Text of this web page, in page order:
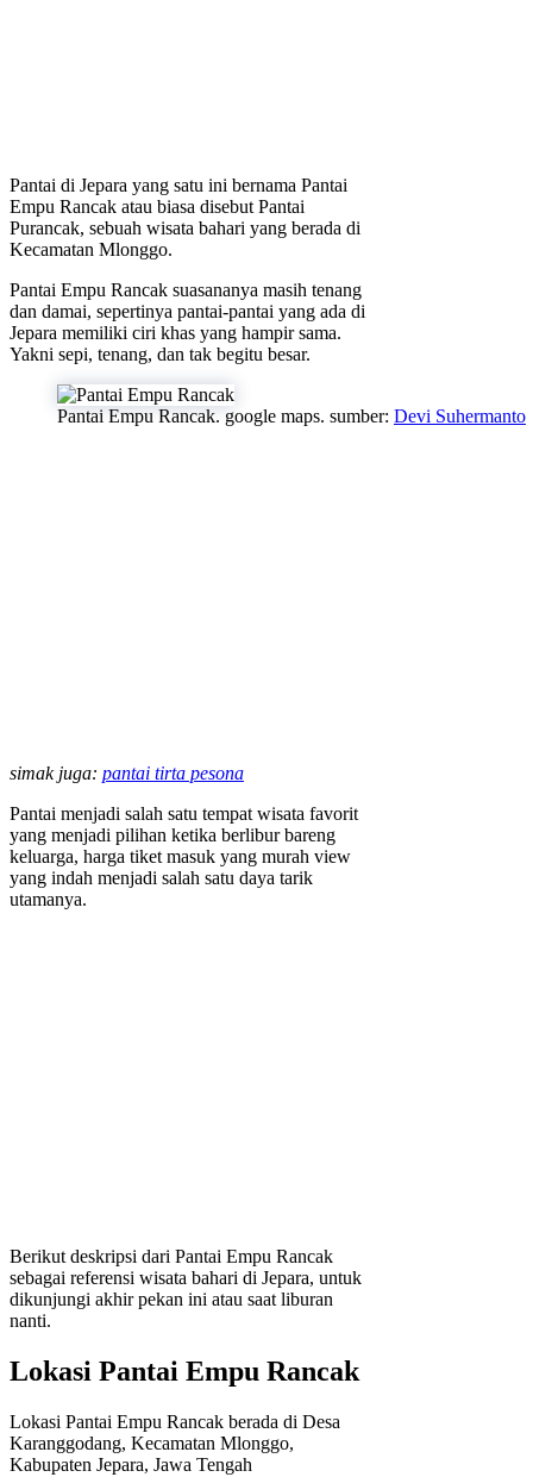
Pantai di Jepara yang satu ini bernama Pantai
Empu Rancak atau biasa disebut Pantai
Purancak, sebuah wisata bahari yang berada di
Kecamatan Mlonggo.
Pantai Empu Rancak suasananya masih tenang
dan damai, sepertinya pantai-pantai yang ada di
Jepara memiliki ciri khas yang hampir sama.
Yakni sepi, tenang, dan tak begitu besar.
Pantai Empu Rancak. google maps. sumber: Devi Suhermanto
simak juga: pantai tirta pesona
Pantai menjadi salah satu tempat wisata favorit
yang menjadi pilihan ketika berlibur bareng
keluarga, harga tiket masuk yang murah view
yang indah menjadi salah satu daya tarik
utamanya.
Berikut deskripsi dari Pantai Empu Rancak
sebagai referensi wisata bahari di Jepara, untuk
dikunjungi akhir pekan ini atau saat liburan
nanti.
Lokasi Pantai Empu Rancak
Lokasi Pantai Empu Rancak berada di Desa
Karanggodang, Kecamatan Mlonggo,
Kabupaten Jepara, Jawa Tengah